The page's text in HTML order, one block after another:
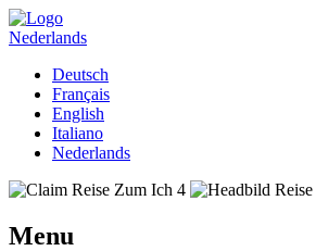
Nederlands
Deutsch
Français
English
Italiano
Nederlands
Menu